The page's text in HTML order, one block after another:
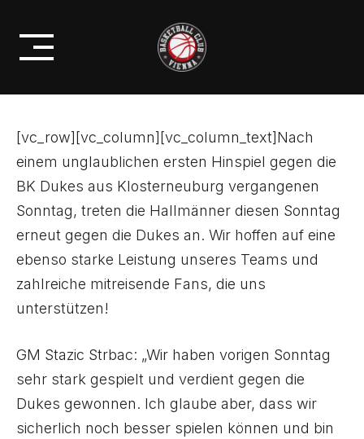
content
1. ADVENT: RÜCKSPIEL GEGEN
DUKES IN KLOSTERNEUBURG
[vc_row][vc_column][vc_column_text]Nach
einem unglaublichen ersten Hinspiel gegen die
BK Dukes aus Klosterneuburg vergangenen
Sonntag, treten die Hallmänner diesen Sonntag
erneut gegen die Dukes an. Wir hoffen auf eine
ebenso starke Leistung unseres Teams und
zahlreiche mitreisende Fans, die uns
unterstützen!
GM Stazic Strbac: „Wir haben vorigen Sonntag
sehr stark gespielt und verdient gegen die
Dukes gewonnen. Ich glaube aber, dass wir
sicherlich noch besser spielen können und bin